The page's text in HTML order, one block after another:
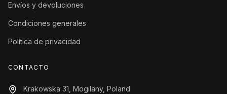
Envíos y devoluciones
Condiciones generales
Política de privacidad
CONTACTO
Krakowska 31, Mogilany, Poland